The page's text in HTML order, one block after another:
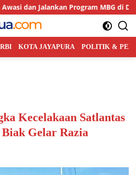
Program MBG di Daerah
KOTA JAYAPURA POLITIK &
Kecelakaan Satlantas
Gelar Razia